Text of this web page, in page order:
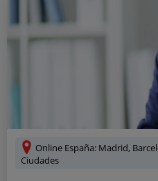
Online España: Madrid,
Ciudades